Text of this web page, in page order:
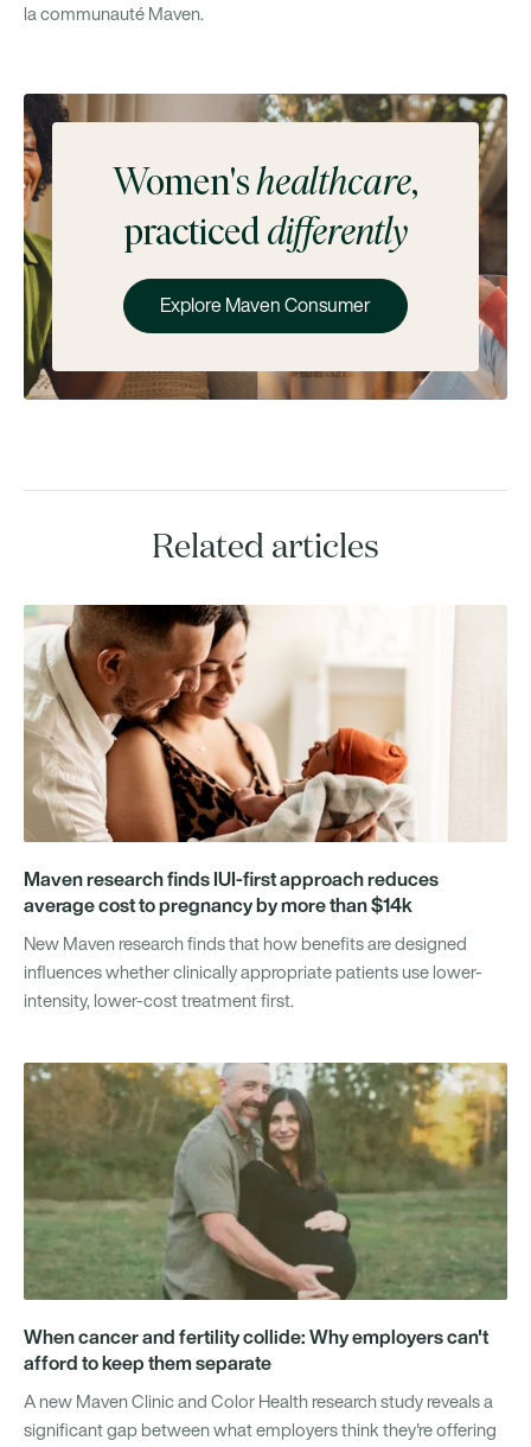
la communauté Maven.
Women'shealthcare,
practiced differently
Explore Maven Consumer
Related articles
Maven research finds IUI-first approach reduces
average cost to pregnancy by more than $14k
New Maven research finds that how benefits are designed
influences whether clinically appropriate patients use lower-
intensity, lower-cost treatment first.
When cancer and fertility collide: Why employers can't
afford to keep them separate
A new Maven Clinic and Color Health research study reveals a
significant gap between what employers think they're offering